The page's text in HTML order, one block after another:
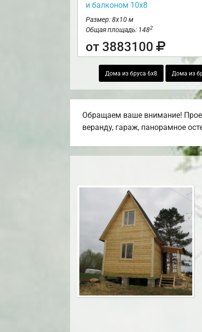
и балконом 10х8
Размер: 8х10 м
Общая площадь: 1482
от 3883100
Дома из бруса 6х8 Дома из
Обращаем ваше внимание!
веранду, гараж, панорамное